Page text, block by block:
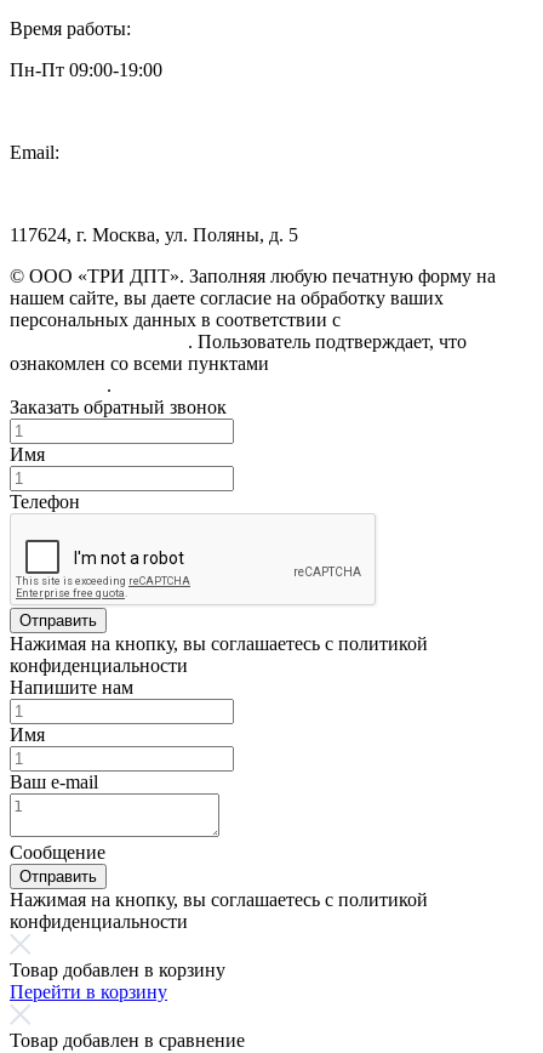
Время работы:
Пн-Пт 09:00-19:00
Email:
117624, г. Москва, ул. Поляны, д. 5
© ООО «ТРИ ДПТ». Заполняя любую печатную форму на
нашем сайте, вы даете согласие на обработку ваших
персональных данных в соответствии с
. Пользователь подтверждает, что
ознакомлен со всеми пунктами
.
Заказать обратный звонок
Имя
Телефон
Отправить
Нажимая на кнопку, вы соглашаетесь с политикой
конфиденциальности
Напишите нам
Имя
Ваш e-mail
Сообщение
Отправить
Нажимая на кнопку, вы соглашаетесь с политикой
конфиденциальности
Товар добавлен в корзину
Перейти в корзину
Товар добавлен в сравнение